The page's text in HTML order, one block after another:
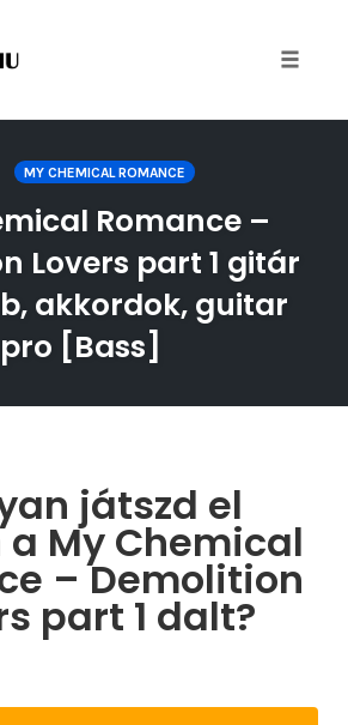
MY CHEMICAL ROMANCE
Romance –
Lovers part 1 gitár
akkordok, guitar
pro [Bass]
játszd el
My Chemical
– Demolition
part 1 dalt?